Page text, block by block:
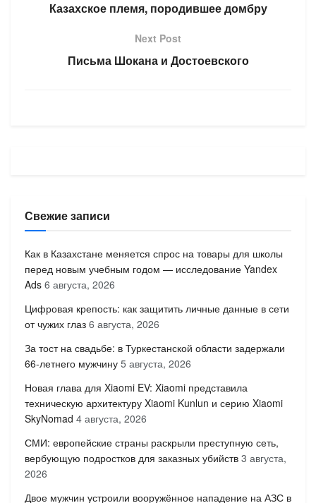
Казахское племя, породившее домбру
Next Post
Письма Шокана и Достоевского
Свежие записи
Как в Казахстане меняется спрос на товары для школы
перед новым учебным годом — исследование Yandex
Ads 6 августа, 2026
Цифровая крепость: как защитить личные данные в сети
от чужих глаз 6 августа, 2026
За тост на свадьбе: в Туркестанской области задержали
66-летнего мужчину 5 августа, 2026
Новая глава для Xiaomi EV: Xiaomi представила
техническую архитектуру Xiaomi Kunlun и серию Xiaomi
SkyNomad 4 августа, 2026
СМИ: европейские страны раскрыли преступную сеть,
вербующую подростков для заказных убийств 3 августа,
2026
Двое мужчин устроили вооружённое нападение на АЗС в